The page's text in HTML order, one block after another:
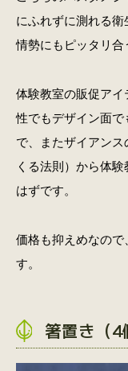
にふれずに測れる
情勢にもピッタリ合
体験教室の販促ア
性でもデザイン面で
で、またザイアン
くる法則）から体
はずです。
価格も抑えめなの
す。
箸置き（4